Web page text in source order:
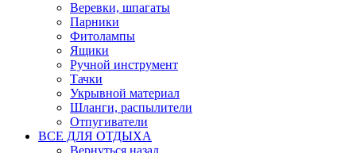
Веревки, шпагаты
Парники
Фитолампы
Ящики
Ручной инструмент
Тачки
Укрывной материал
Шланги, распылители
Отпугиватели
ВСЕ ДЛЯ ОТДЫХА
Вернуться назад